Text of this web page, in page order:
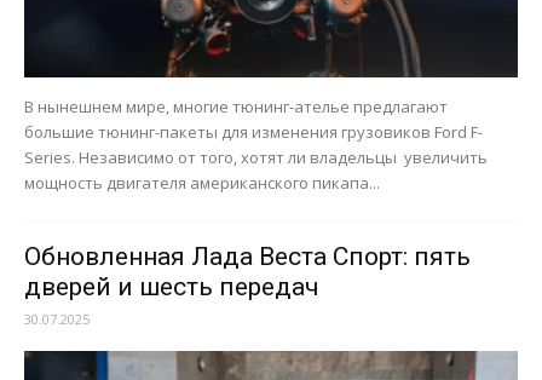
В нынешнем мире, многие тюнинг-ателье предлагают
большие тюнинг-пакеты для изменения грузовиков Ford F-
Series. Независимо от того, хотят ли владельцы увеличить
мощность двигателя американского пикапа...
Обновленная Лада Веста Спорт: пять
дверей и шесть передач
30.07.2025